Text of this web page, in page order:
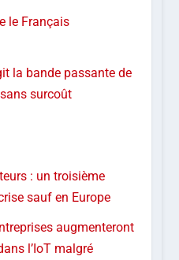
le Français
la bande passante de
surcoût
: un troisième
sauf en Europe
augmenteront
l’IoT malgré